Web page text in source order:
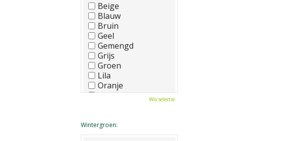
Beige
Blauw
Bruin
Geel
Gemengd
Grijs
Groen
Lila
Oranje
Paars
Wit
Zwart
Wis selectie
Wintergroen: